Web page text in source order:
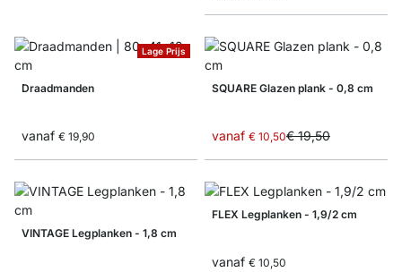
Lage Prijs
Draadmanden
vanaf € 19,90
SQUARE Glazen plank - 0,8 cm
vanaf € 10,50€ 19,50
VINTAGE Legplanken - 1,8 cm
FLEX Legplanken - 1,9/2 cm
vanaf € 10,50